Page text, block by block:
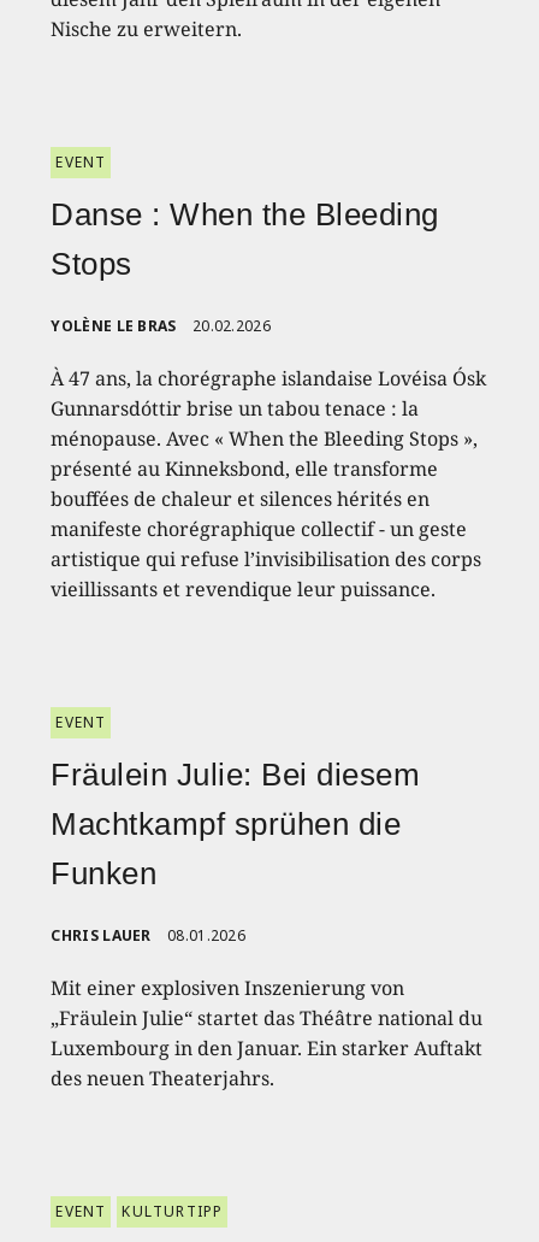
Nische zu erweitern.
EVENT
Danse : When the Bleeding
Stops
YOLÈNE LE BRAS 20.02.2026
À 47 ans, la chorégraphe islandaise Lovéisa Ósk
Gunnarsdóttir brise un tabou tenace : la
ménopause. Avec « When the Bleeding Stops »,
présenté au Kinneksbond, elle transforme
bouffées de chaleur et silences hérités en
manifeste chorégraphique collectif - un geste
artistique qui refuse l’invisibilisation des corps
vieillissants et revendique leur puissance.
EVENT
Fräulein Julie: Bei diesem
Machtkampf sprühen die
Funken
CHRIS LAUER 08.01.2026
Mit einer explosiven Inszenierung von
„Fräulein Julie“ startet das Théâtre national du
Luxembourg in den Januar. Ein starker Auftakt
des neuen Theaterjahrs.
EVENT KULTURTIPP